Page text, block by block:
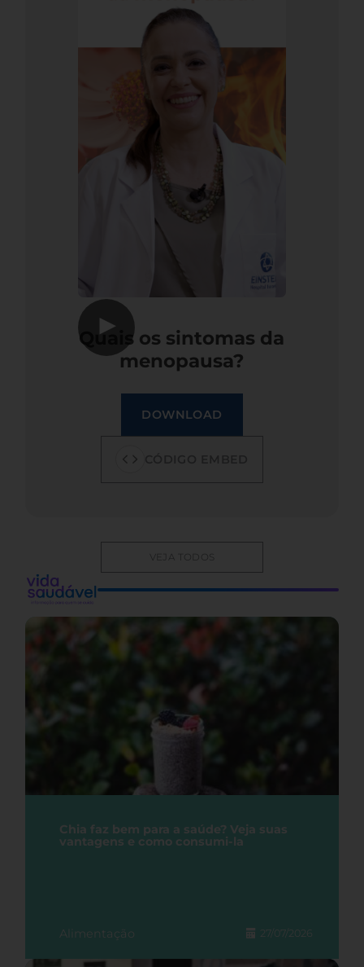
▶
Quais os sintomas da
menopausa?
DOWNLOAD
VEJA TODOS
Chia faz bem para a saúde? Veja suas
vantagens e como consumi-la
Alimentação 27/07/2026